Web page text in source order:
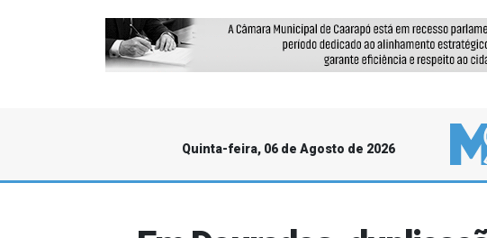
Quinta-feira, 06 de Agosto de 2026